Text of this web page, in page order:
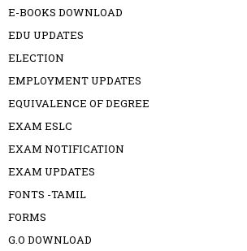
E-BOOKS DOWNLOAD
EDU UPDATES
ELECTION
EMPLOYMENT UPDATES
EQUIVALENCE OF DEGREE
EXAM ESLC
EXAM NOTIFICATION
EXAM UPDATES
FONTS -TAMIL
FORMS
G.O DOWNLOAD